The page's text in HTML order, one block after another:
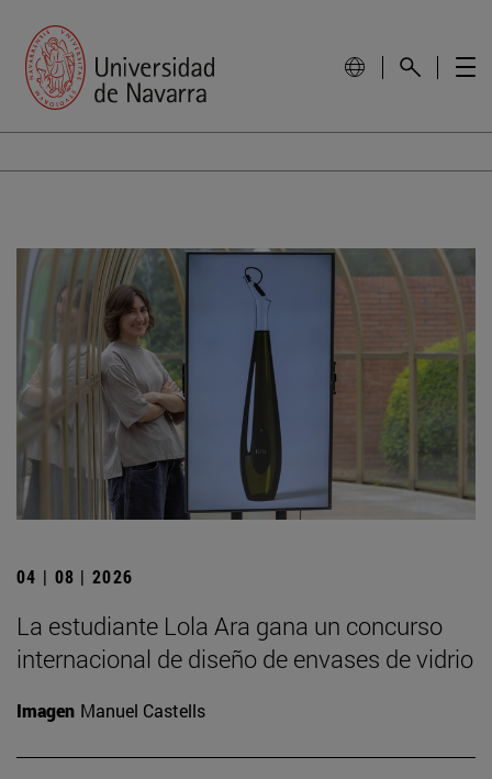
04 | 08 | 2026
La estudiante Lola Ara gana un concurso
internacional de diseño de envases de vidrio
Imagen Manuel Castells